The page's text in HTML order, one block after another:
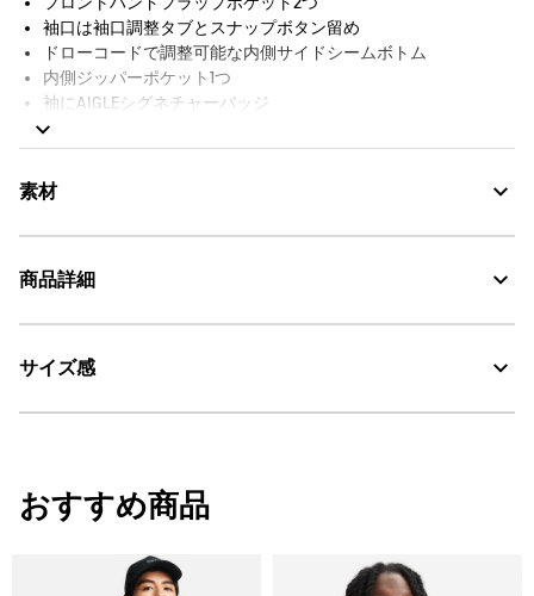
袖口は袖口調整タブとスナップボタン留め
ドローコードで調整可能な内側サイドシームボトム
内側ジッパーポケット1つ
袖にAIGLEシグネチャーバッジ
収納袋付き
素材
AIGLE for tomorrow
商品詳細
・色：セーブル (002)
サイズ感
サイズ
68.8
おすすめ商品